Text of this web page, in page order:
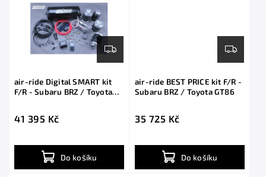
air-ride Digital SMART kit
F/R - Subaru BRZ / Toyota
41 395 Kč
Do košíku
air-ride BEST PRICE kit F/R -
Subaru BRZ / Toyota GT86
35 725 Kč
Do košíku